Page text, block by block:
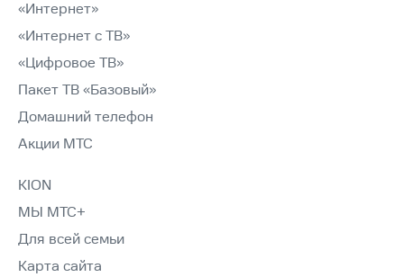
«Интернет»
«Интернет с ТВ»
«Цифровое ТВ»
Пакет ТВ «Базовый»
Домашний телефон
Акции МТС
KION
МЫ МТС+
Для всей семьи
Карта сайта